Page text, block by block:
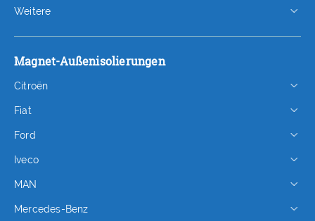
Weitere
Magnet-Außenisolierungen
Citroën
Fiat
Ford
Iveco
MAN
Mercedes-Benz